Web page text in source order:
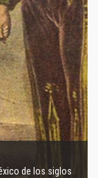
de los siglos
Historia por la
Colegio de
Nacional
Mexicana
de Signos
de la
Historia.